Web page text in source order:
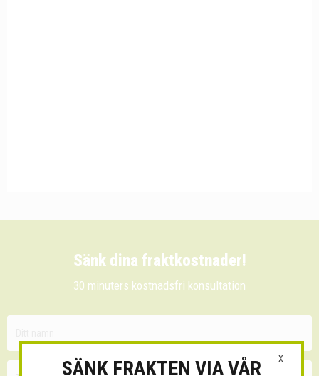
Sänk dina fraktkostnader!
30 minuters kostnadsfri konsultation
X
SÄNK FRAKTEN VIA VÅR